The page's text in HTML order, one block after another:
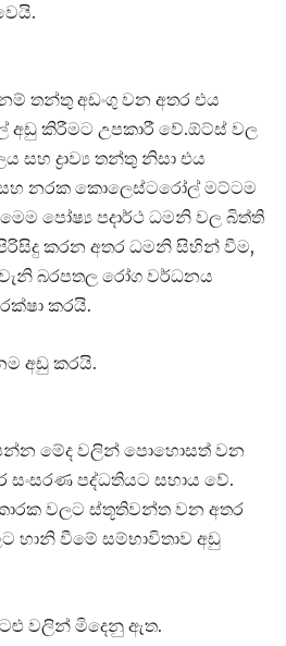
තන්තු අඩංගු වන අතර එය
කිරීමට උපකාරී වේ.ඕට්ස් වල
සහ ද්‍රාව්‍ය තන්තු නිසා එය
සහ නරක කොලෙස්ටරෝල් මට්ටම
පෝෂ්‍ය පදාර්ථ ධමනි වල බිත්ති
කරන අතර ධමනි සිහින් වීම,
වැනි බරපතල රෝග වර්ධනය
කරයි.
අඩු කරයි.
මේද වලින් පොහොසත් වන
සංසරණ පද්ධතියට සහාය වේ.
වලට ස්තූතිවන්ත වන අතර
හානි වීමේ සම්භාවිතාව අඩු
වලින් මිදෙනු ඇත.